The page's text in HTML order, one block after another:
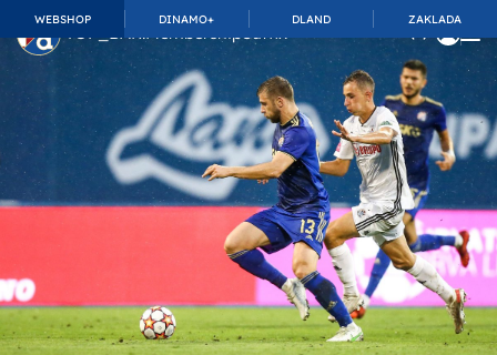
WEBSHOP DINAMO+ DLAND ZAKLADA
TOP_BAR.MembershipSuffix